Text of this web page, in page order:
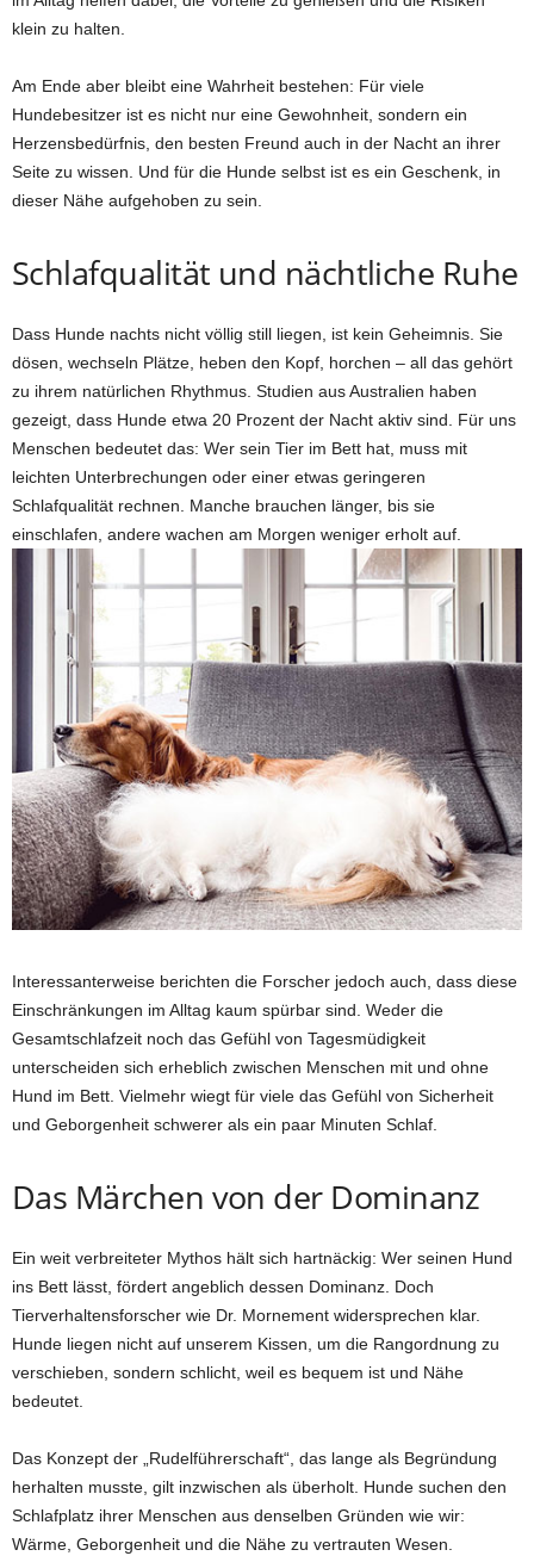
klein zu halten.
Am Ende aber bleibt eine Wahrheit bestehen: Für viele
Hundebesitzer ist es nicht nur eine Gewohnheit, sondern ein
Herzensbedürfnis, den besten Freund auch in der Nacht an ihrer
Seite zu wissen. Und für die Hunde selbst ist es ein Geschenk, in
dieser Nähe aufgehoben zu sein.
Schlafqualität und nächtliche Ruhe
Dass Hunde nachts nicht völlig still liegen, ist kein Geheimnis. Sie
dösen, wechseln Plätze, heben den Kopf, horchen – all das gehört
zu ihrem natürlichen Rhythmus. Studien aus Australien haben
gezeigt, dass Hunde etwa 20 Prozent der Nacht aktiv sind. Für uns
Menschen bedeutet das: Wer sein Tier im Bett hat, muss mit
leichten Unterbrechungen oder einer etwas geringeren
Schlafqualität rechnen. Manche brauchen länger, bis sie
einschlafen, andere wachen am Morgen weniger erholt auf.
Interessanterweise berichten die Forscher jedoch auch, dass diese
Einschränkungen im Alltag kaum spürbar sind. Weder die
Gesamtschlafzeit noch das Gefühl von Tagesmüdigkeit
unterscheiden sich erheblich zwischen Menschen mit und ohne
Hund im Bett. Vielmehr wiegt für viele das Gefühl von Sicherheit
und Geborgenheit schwerer als ein paar Minuten Schlaf.
Das Märchen von der Dominanz
Ein weit verbreiteter Mythos hält sich hartnäckig: Wer seinen Hund
ins Bett lässt, fördert angeblich dessen Dominanz. Doch
Tierverhaltensforscher wie Dr. Mornement widersprechen klar.
Hunde liegen nicht auf unserem Kissen, um die Rangordnung zu
verschieben, sondern schlicht, weil es bequem ist und Nähe
bedeutet.
Das Konzept der „Rudelführerschaft“, das lange als Begründung
herhalten musste, gilt inzwischen als überholt. Hunde suchen den
Schlafplatz ihrer Menschen aus denselben Gründen wie wir:
Wärme, Geborgenheit und die Nähe zu vertrauten Wesen.